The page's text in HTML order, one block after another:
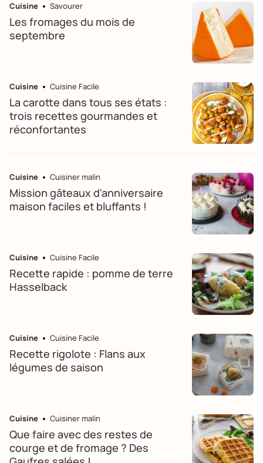
Cuisine Savourer
Les fromages du mois de
septembre
Cuisine Cuisine Facile
La carotte dans tous ses états :
trois recettes gourmandes et
réconfortantes
Cuisine Cuisiner malin
Mission gâteaux d'anniversaire
maison faciles et bluffants !
Cuisine Cuisine Facile
Recette rapide : pomme de terre
Hasselback
Cuisine Cuisine Facile
Recette rigolote : Flans aux
légumes de saison
Cuisine Cuisiner malin
Que faire avec des restes de
courge et de fromage ? Des